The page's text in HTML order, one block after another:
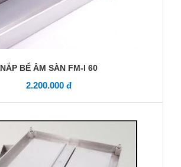
NẮP BỂ ÂM SÀN FM-I 60
2.200.000 đ